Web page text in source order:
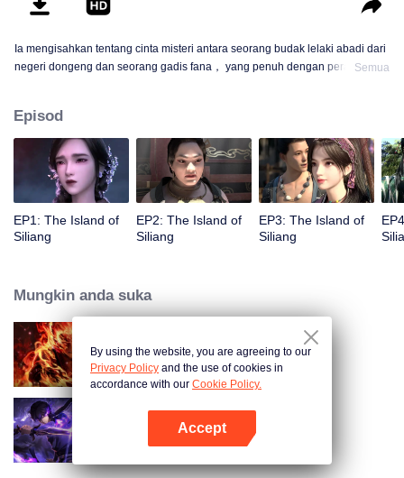
Ia mengisahkan tentang cinta misteri antara seorang budak lelaki abadi dari
negeri dongeng dan seorang gadis fana， yang penuh dengan perangkap
Semua
Episod
EP1: The Island of
Siliang
EP2: The Island of
Siliang
EP3: The Island of
Siliang
Mungkin anda suka
WUKONG
Shadow of Heaven
By using the website, you are agreeing to our
Privacy Policy and the use of cookies in
accordance with our Cookie Policy.
Accept